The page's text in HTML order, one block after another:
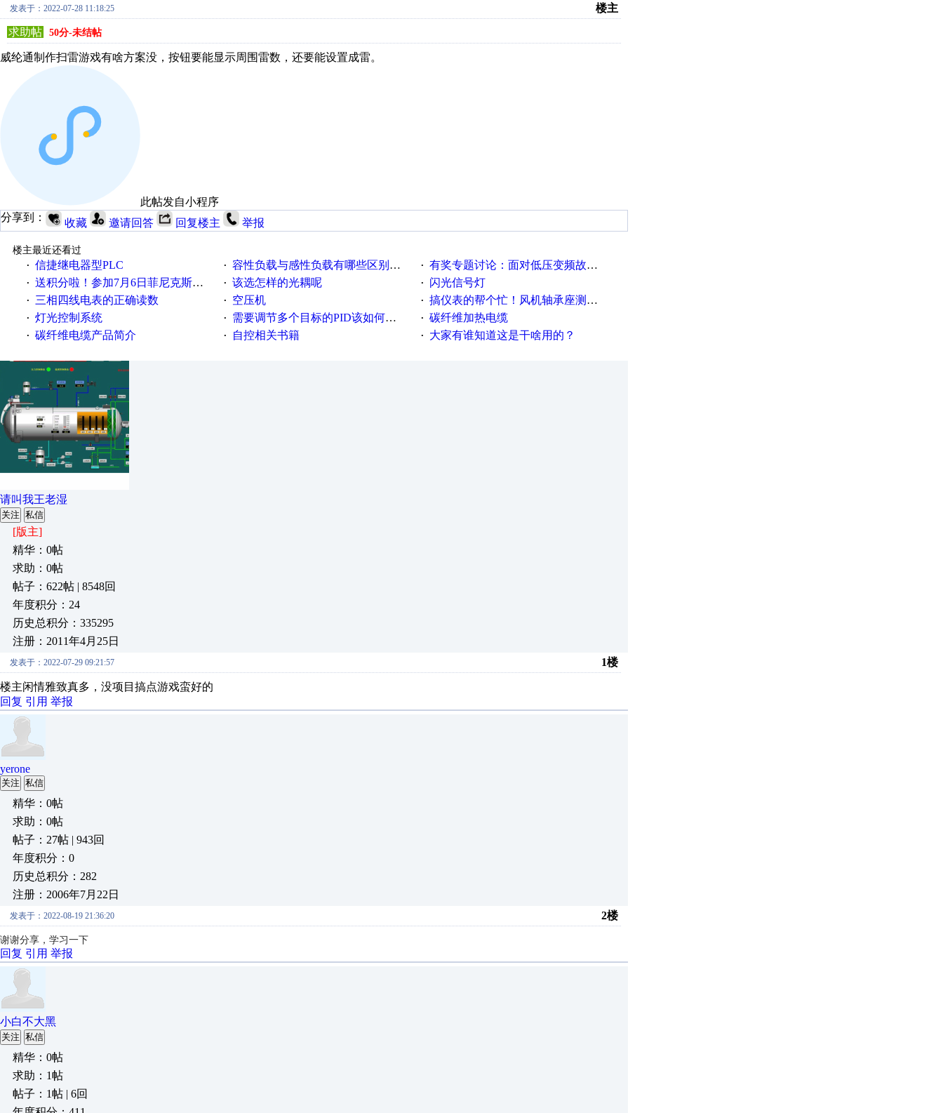
发表于：2022-07-28 11:18:25
楼主
求助帖
50分-未结帖
威纶通制作扫雷游戏有啥方案没，按钮要能显示周围雷数，还要能设置成雷。
此帖发自小程序
分享到：
收藏 邀请回答 回复楼主 举报
楼主最近还看过
· 信捷继电器型PLC · 容性负载与感性负载有哪些区别？？？ · 有奖专题讨论：面对低压变频故障，老手是这样解决的！
· 送积分啦！参加7月6日菲尼克斯在线研讨会即得 · 该选怎样的光耦呢 · 闪光信号灯
· 三相四线电表的正确读数 · 空压机 · 搞仪表的帮个忙！风机轴承座测振！
· 灯光控制系统 · 需要调节多个目标的PID该如何控制呢 · 碳纤维加热电缆
· 碳纤维电缆产品简介 · 自控相关书籍 · 大家有谁知道这是干啥用的？
请叫我王老湿
关注 私信
[版主]
精华：0帖
求助：0帖
帖子：622帖 | 8548回
年度积分：24
历史总积分：335295
注册：2011年4月25日
发表于：2022-07-29 09:21:57 1楼
楼主闲情雅致真多，没项目搞点游戏蛮好的
回复 引用 举报
yerone
关注 私信
精华：0帖
求助：0帖
帖子：27帖 | 943回
年度积分：0
历史总积分：282
注册：2006年7月22日
发表于：2022-08-19 21:36:20 2楼
谢谢分享，学习一下
回复 引用 举报
小白不大黑
关注 私信
精华：0帖
求助：1帖
帖子：1帖 | 6回